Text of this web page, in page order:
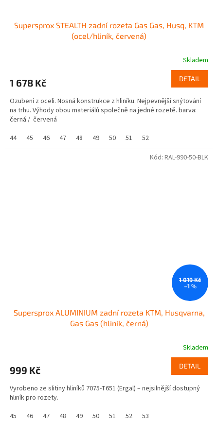
Supersprox STEALTH zadní rozeta Gas Gas, Husq, KTM
(ocel/hliník, červená)
Skladem
1 678 Kč DETAIL
Ozubení z oceli. Nosná konstrukce z hliníku. Nejpevnější snýtování
na trhu. Výhody obou materiálů společně na jedné rozetě. barva:
černá / červená
44
45 46 47 48 49 50 51 52
1 019 Kč
–1 %
Supersprox ALUMINIUM zadní rozeta KTM, Husqvarna,
Gas Gas (hliník, černá)
Skladem
999 Kč DETAIL
Vyrobeno ze slitiny hliníků 7075-T651 (Ergal) – nejsilnější dostupný
hliník pro rozety.
45
46 47 48 49 50 51 52 53
Kód: RAL-990-50-BLK